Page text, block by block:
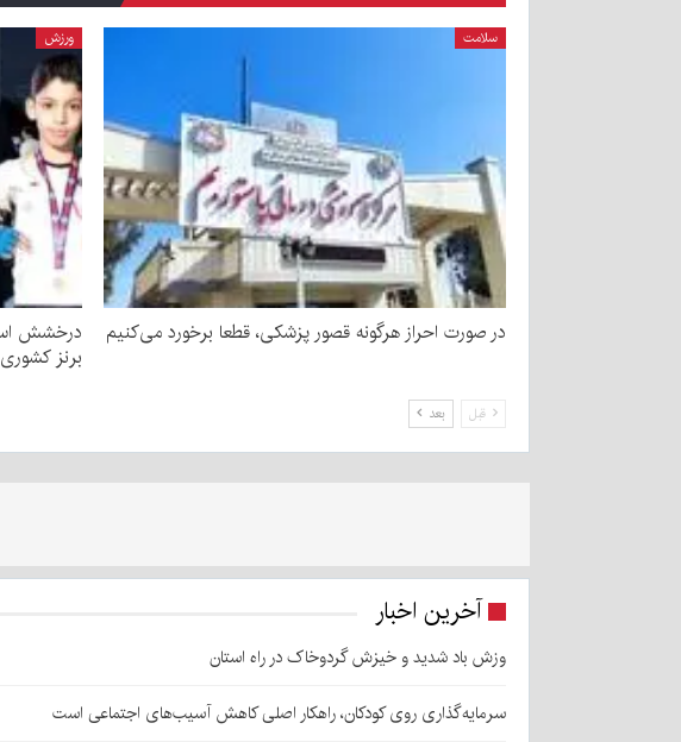
سلامت
در صورت احراز هرگونه قصور پزشکی، قطعا برخورد می‌کنیم
ورزش
درخشش
برنز کشوری
قبل بعد
آخرین اخبار
وزش باد شدید و خیزش گردوخاک در راه استان
سرمایه‌گذاری روی کودکان، راهکار اصلی کاهش آسیب‌های اجتماعی است